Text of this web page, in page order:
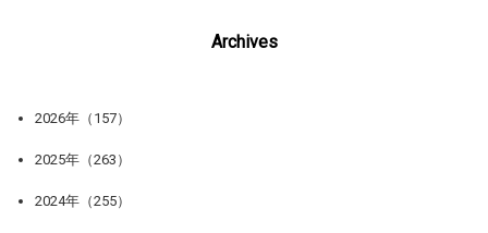
Archives
2026年（157）
2025年（263）
2024年（255）